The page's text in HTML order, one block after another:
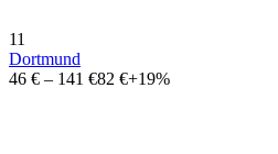
11
Dortmund
46 € – 141 €82 €+19%